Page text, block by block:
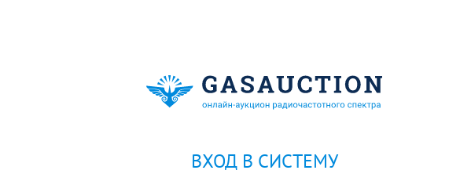
ВХОД В СИСТЕМУ